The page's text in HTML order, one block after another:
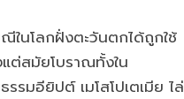
นโลกฝั่งตะวันตกได้ถูกใช้
ต่สมัยโบราณทั้งใน
รรมอียิปต์ เมโสโปเตเมีย ไล่